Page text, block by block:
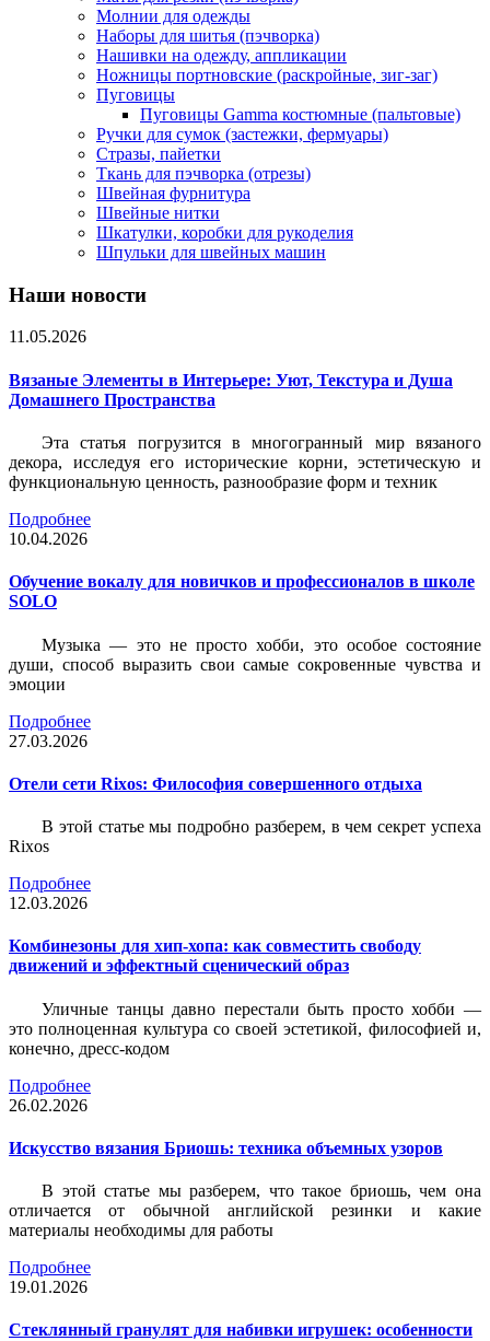
Молнии для одежды
Наборы для шитья (пэчворка)
Нашивки на одежду, аппликации
Ножницы портновские (раскройные, зиг-заг)
Пуговицы
Пуговицы Gamma костюмные (пальтовые)
Ручки для сумок (застежки, фермуары)
Стразы, пайетки
Ткань для пэчворка (отрезы)
Швейная фурнитура
Швейные нитки
Шкатулки, коробки для рукоделия
Шпульки для швейных машин
Наши новости
11.05.2026
Вязаные Элементы в Интерьере: Уют, Текстура и Душа
Домашнего Пространства
Эта статья погрузится в многогранный мир вязаного
декора, исследуя его исторические корни, эстетическую и
функциональную ценность, разнообразие форм и техник
Подробнее
10.04.2026
Обучение вокалу для новичков и профессионалов в школе
SOLO
Музыка — это не просто хобби, это особое состояние
души, способ выразить свои самые сокровенные чувства и
эмоции
Подробнее
27.03.2026
Отели сети Rixos: Философия совершенного отдыха
В этой статье мы подробно разберем, в чем секрет успеха
Rixos
Подробнее
12.03.2026
Комбинезоны для хип-хопа: как совместить свободу
движений и эффектный сценический образ
Уличные танцы давно перестали быть просто хобби —
это полноценная культура со своей эстетикой, философией и,
конечно, дресс-кодом
Подробнее
26.02.2026
Искусство вязания Бриошь: техника объемных узоров
В этой статье мы разберем, что такое бриошь, чем она
отличается от обычной английской резинки и какие
материалы необходимы для работы
Подробнее
19.01.2026
Стеклянный гранулят для набивки игрушек: особенности